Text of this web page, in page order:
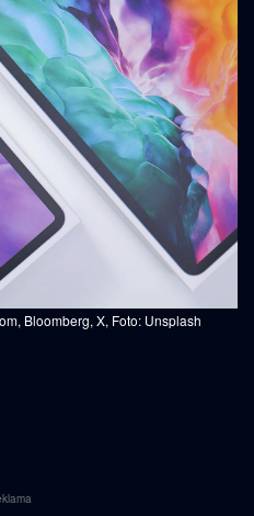
Bloomberg, X, Foto: Unsplash